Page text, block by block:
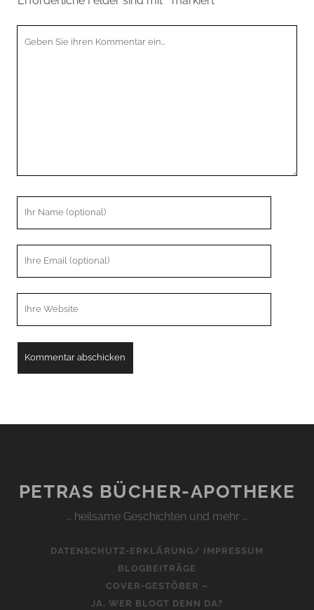
PETRAS BÜCHER-APOTHEKE
… heilsame Geschichten und mehr …
DATENSCHUTZ-ERKLÄRUNG/ IMPRESSUM
BLOGBEITRÄGE
COVER-GESTÖBER –
JA, WER BLOGT DENN DA?